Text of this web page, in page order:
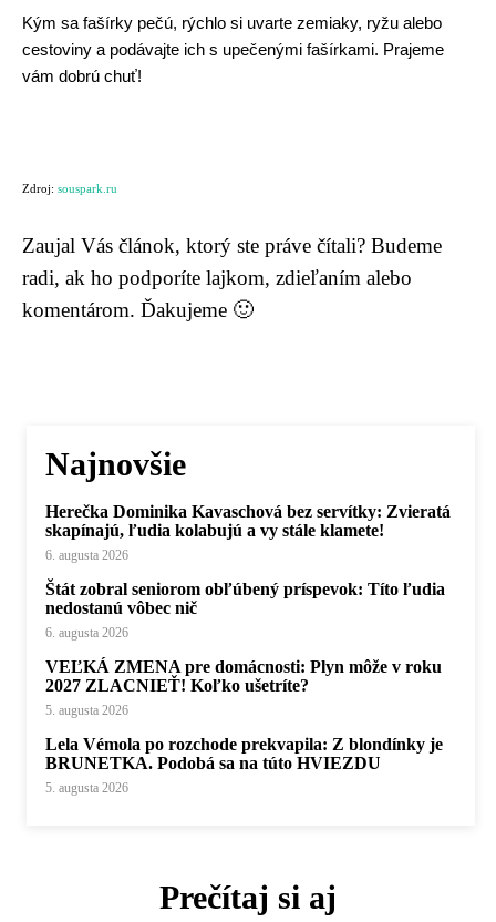
Kým sa fašírky pečú, rýchlo si uvarte zemiaky, ryžu alebo
cestoviny a podávajte ich s upečenými fašírkami. Prajeme
vám dobrú chuť!
Zdroj: souspark.ru
Zaujal Vás článok, ktorý ste práve čítali? Budeme
radi, ak ho podporíte lajkom, zdieľaním alebo
komentárom. Ďakujeme 🙂
Najnovšie
Herečka Dominika Kavaschová bez servítky: Zvieratá
skapínajú, ľudia kolabujú a vy stále klamete!
6. augusta 2026
Štát zobral seniorom obľúbený príspevok: Títo ľudia
nedostanú vôbec nič
6. augusta 2026
VEĽKÁ ZMENA pre domácnosti: Plyn môže v roku
2027 ZLACNIEŤ! Koľko ušetríte?
5. augusta 2026
Lela Vémola po rozchode prekvapila: Z blondínky je
BRUNETKA. Podobá sa na túto HVIEZDU
5. augusta 2026
Prečítaj si aj